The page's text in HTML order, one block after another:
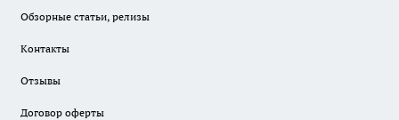
Обзорные статьи, релизы
Контакты
Отзывы
Договор оферты